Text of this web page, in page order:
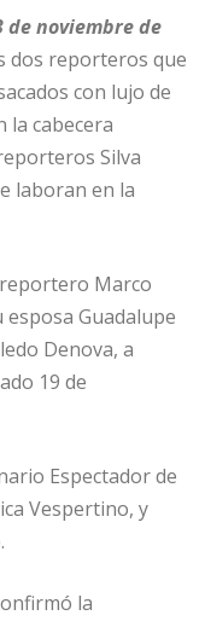
de noviembre de
dos reporteros que
con lujo de
la cabecera
Silva
laboran en la
Marco
Guadalupe
Denova, a
19 de
Espectador de
Vespertino, y
la